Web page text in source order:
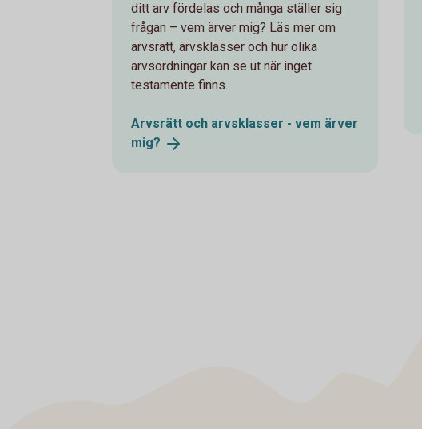
ditt arv fördelas och många ställer sig
frågan – vem ärver mig? Läs mer om
arvsrätt, arvsklasser och hur olika
arvsordningar kan se ut när inget
testamente finns.
Arvsrätt och arvsklasser - vem ärver
mig?